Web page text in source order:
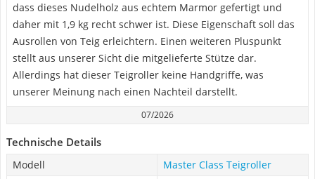
dass dieses Nudelholz aus echtem Marmor gefertigt und
daher mit 1,9 kg recht schwer ist. Diese Eigenschaft soll das
Ausrollen von Teig erleichtern. Einen weiteren Pluspunkt
stellt aus unserer Sicht die mitgelieferte Stütze dar.
Allerdings hat dieser Teigroller keine Handgriffe, was
unserer Meinung nach einen Nachteil darstellt.
07/2026
Technische Details
Modell
Master Class Teigroller